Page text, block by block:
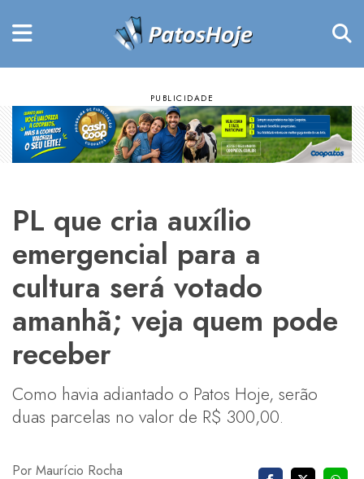
PL que cria auxílio
emergencial para a
cultura será votado
amanhã; veja quem pode
receber
Como havia adiantado o Patos Hoje, serão
duas parcelas no valor de R$ 300,00.
Por Maurício Rocha